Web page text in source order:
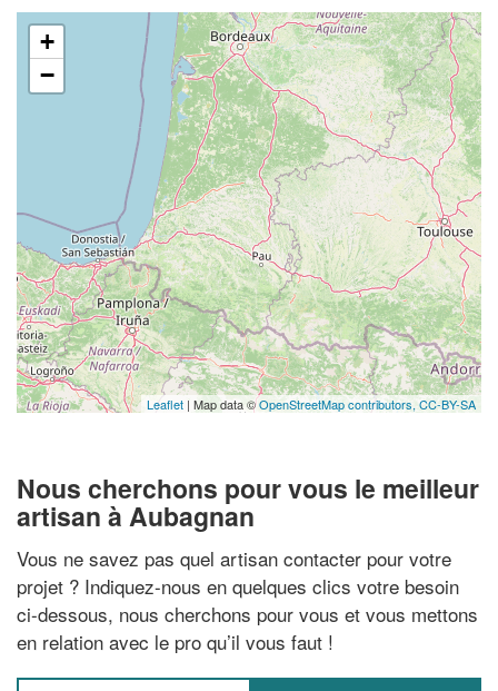
+
−
Leaflet | Map data ©OpenStreetMap contributors, CC-BY-SA
Nous cherchons pour vous le meilleur
artisan à Aubagnan
Vous ne savez pas quel artisan contacter pour votre
projet ? Indiquez-nous en quelques clics votre besoin
ci-dessous, nous cherchons pour vous et vous mettons
en relation avec le pro qu’il vous faut !